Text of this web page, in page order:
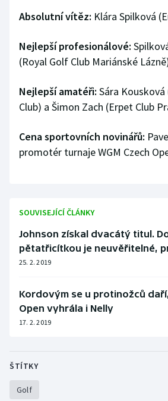
Triatlon
Veslování
Volejbal
Absolutní vítěz: Klára Spilková
Nejlepší profesionálové:
(Royal Golf Club Mariánské
Nejlepší amatéři: Sára
Club) a Šimon Zach (Erpet Club
Cena sportovních novinářů:
promotér turnaje WGM Czech
SOUVISEJÍCÍ ČLÁNKY
Johnson získal dvacátý titul.
pětatřicítkou je neuvěřitelné,
25. 2. 2019
Kordovým se u protinožců
Open vyhrála i Nelly
17. 2. 2019
ŠTÍTKY
Golf